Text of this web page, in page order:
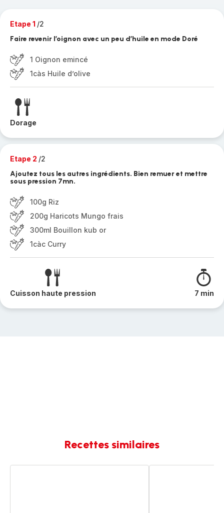
Etape 1 /2
Faire revenir l’oignon avec un peu d’huile en mode Doré
1 Oignon emincé
1càs Huile d’olive
Dorage
Etape 2 /2
Ajoutez tous les autres ingrédients. Bien remuer et mettre
sous pression 7mn.
100g Riz
200g Haricots Mungo frais
300ml Bouillon kub or
1càc Curry
Cuisson haute pression 7 min
Recettes similaires